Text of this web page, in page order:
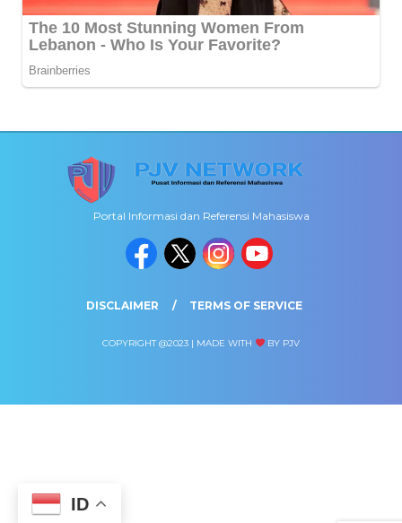
ID
Portal Informasi dan Referensi Mahasiswa
DISCLAIMER TERMS OF SERVICE
COPYRIGHT @2023 | MADE WITH BY PJV